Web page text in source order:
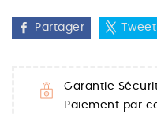
Partager Tweet
Garantie
Paiement par